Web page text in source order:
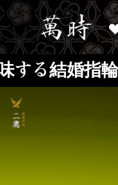
する結婚指